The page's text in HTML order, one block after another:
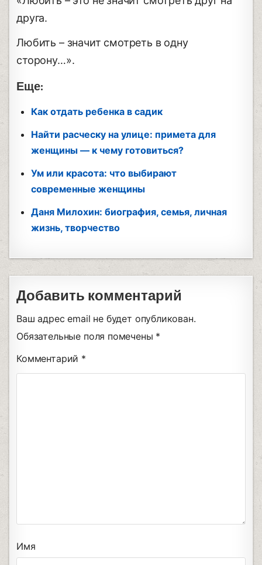
друга.
Любить – значит смотреть в одну
сторону…».
Еще:
Как отдать ребенка в садик
Найти расческу на улице: примета для
женщины — к чему готовиться?
Ум или красота: что выбирают
современные женщины
Даня Милохин: биография, семья, личная
жизнь, творчество
Добавить комментарий
Ваш адрес email не будет опубликован.
Обязательные поля помечены *
Комментарий *
Имя